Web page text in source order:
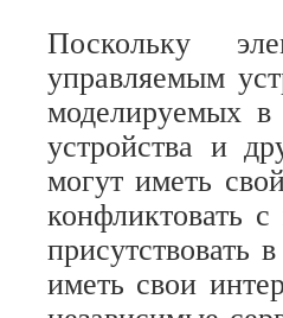
Поскольку
управляемым
моделируемых
устройства и
могут иметь
конфликтовать
присутствовать
иметь свои